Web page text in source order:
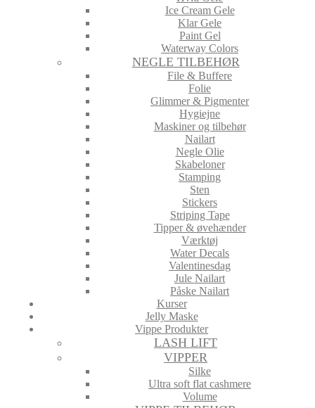
Ice Cream Gele
Klar Gele
Paint Gel
Waterway Colors
NEGLE TILBEHØR
File & Buffere
Folie
Glimmer & Pigmenter
Hygiejne
Maskiner og tilbehør
Nailart
Negle Olie
Skabeloner
Stamping
Sten
Stickers
Striping Tape
Tipper & øvehænder
Værktøj
Water Decals
Valentinesdag
Jule Nailart
Påske Nailart
Kurser
Jelly Maske
Vippe Produkter
LASH LIFT
VIPPER
Silke
Ultra soft flat cashmere
Volume